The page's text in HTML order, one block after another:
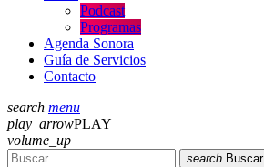
Podcast
Programas
Agenda Sonora
Guía de Servicios
Contacto
search menu
play_arrowPLAY
volume_up
search Buscar